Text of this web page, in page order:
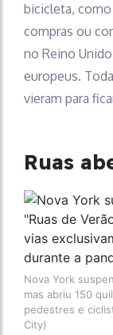
bicicleta,
compras ou
no Reino
europeus.
vieram para
Ruas
Nova York
mas abriu 150
pedestres e
City)